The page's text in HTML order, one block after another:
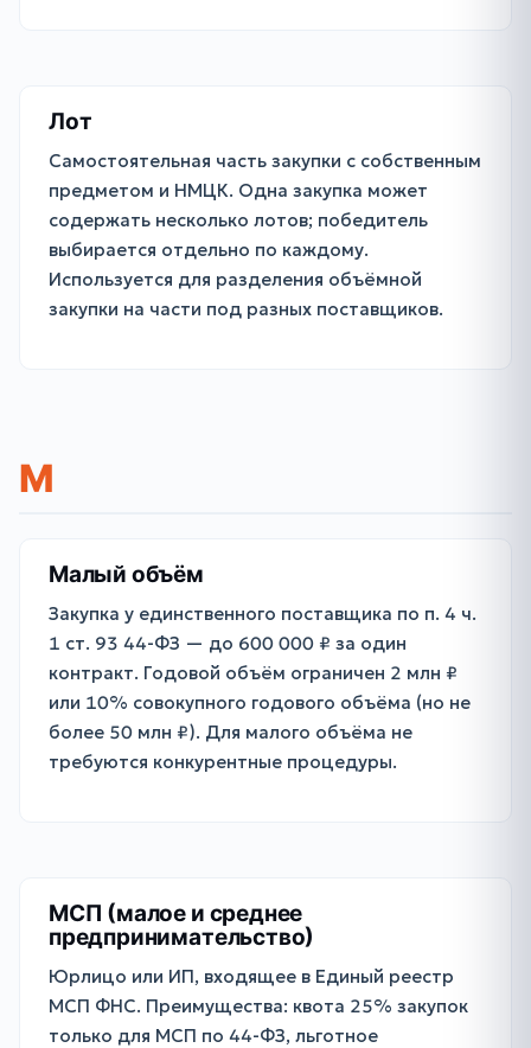
Лот
Самостоятельная часть закупки с собственным
предметом и НМЦК. Одна закупка может
содержать несколько лотов; победитель
выбирается отдельно по каждому.
Используется для разделения объёмной
закупки на части под разных поставщиков.
М
Малый объём
Закупка у единственного поставщика по п. 4 ч.
1 ст. 93 44-ФЗ — до 600 000 ₽ за один
контракт. Годовой объём ограничен 2 млн ₽
или 10% совокупного годового объёма (но не
более 50 млн ₽). Для малого объёма не
требуются конкурентные процедуры.
МСП (малое и среднее
предпринимательство)
Юрлицо или ИП, входящее в Единый реестр
МСП ФНС. Преимущества: квота 25% закупок
только для МСП по 44-ФЗ, льготное